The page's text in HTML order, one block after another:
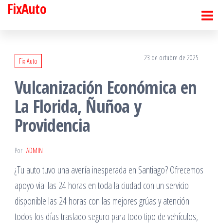
SaltarFixAuto
Fix Auto 23 de octubre de 2025
Vulcanización Económica en
La Florida, Ñuñoa y
Providencia
Por ADMIN
¿Tu auto tuvo una avería inesperada en Santiago? Ofrecemos
apoyo vial las 24 horas en toda la ciudad con un servicio
disponible las 24 horas con las mejores grúas y atención
todos los días traslado seguro para todo tipo de vehículos,